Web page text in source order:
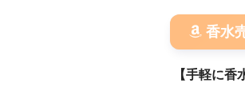
香水
【手軽に